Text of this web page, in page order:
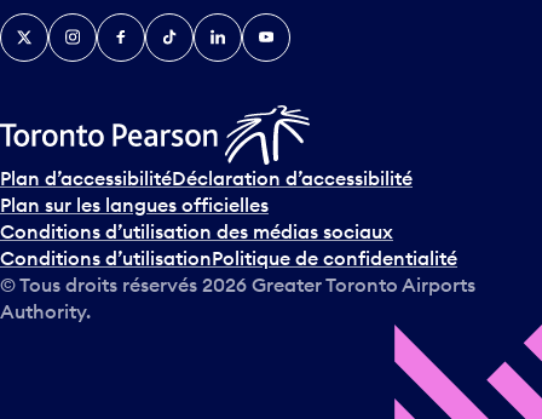
v
e
n
s
u
r
l
e
c
a
TwitterInstagramFacebook
TikTokLinkedInYouTube
Plan d’accessibilitéDéclaration d’accessibilité
Plan sur les langues officielles
Conditions d’utilisation des médias sociaux
Conditions d’utilisationPolitique de confidentialité
© Tous droits réservés 2026 Greater Toronto Airports
Authority.